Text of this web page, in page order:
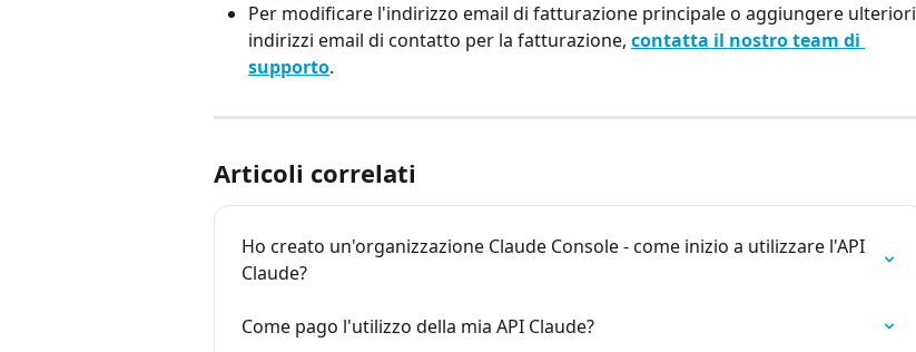
Per modificare l'indirizzo email di fatturazione principale o aggiungere ulteriori
indirizzi email di contatto per la fatturazione, contatta il nostro team di
supporto.
Articoli correlati
Ho creato un'organizzazione Claude Console - come inizio a utilizzare l'API
Claude?
Come pago l'utilizzo della mia API Claude?